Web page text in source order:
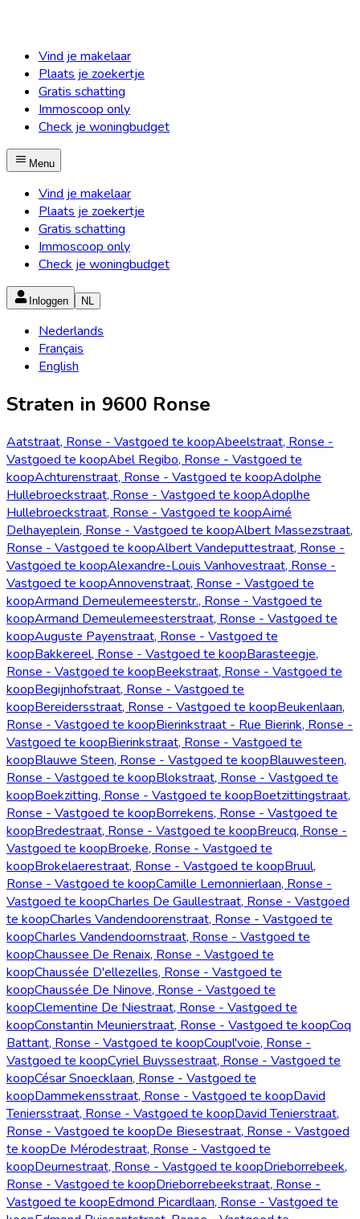
Vind je makelaar
Plaats je zoekertje
Gratis schatting
Immoscoop only
Check je woningbudget
Menu
Vind je makelaar
Plaats je zoekertje
Gratis schatting
Immoscoop only
Check je woningbudget
Inloggen NL
Nederlands
Français
English
Straten in 9600 Ronse
Aatstraat, Ronse - Vastgoed te koopAbeelstraat, Ronse -
Vastgoed te koopAbel Regibo, Ronse - Vastgoed te
koopAchturenstraat, Ronse - Vastgoed te koopAdolphe
Hullebroeckstraat, Ronse - Vastgoed te koopAdoplhe
Hullebroeckstraat, Ronse - Vastgoed te koopAimé
Delhayeplein, Ronse - Vastgoed te koopAlbert Massezstraat,
Ronse - Vastgoed te koopAlbert Vandeputtestraat, Ronse -
Vastgoed te koopAlexandre-Louis Vanhovestraat, Ronse -
Vastgoed te koopAnnovenstraat, Ronse - Vastgoed te
koopArmand Demeulemeesterstr., Ronse - Vastgoed te
koopArmand Demeulemeesterstraat, Ronse - Vastgoed te
koopAuguste Payenstraat, Ronse - Vastgoed te
koopBakkereel, Ronse - Vastgoed te koopBarasteegje,
Ronse - Vastgoed te koopBeekstraat, Ronse - Vastgoed te
koopBegijnhofstraat, Ronse - Vastgoed te
koopBereidersstraat, Ronse - Vastgoed te koopBeukenlaan,
Ronse - Vastgoed te koopBierinkstraat - Rue Bierink, Ronse -
Vastgoed te koopBierinkstraat, Ronse - Vastgoed te
koopBlauwe Steen, Ronse - Vastgoed te koopBlauwesteen,
Ronse - Vastgoed te koopBlokstraat, Ronse - Vastgoed te
koopBoekzitting, Ronse - Vastgoed te koopBoetzittingstraat,
Ronse - Vastgoed te koopBorrekens, Ronse - Vastgoed te
koopBredestraat, Ronse - Vastgoed te koopBreucq, Ronse -
Vastgoed te koopBroeke, Ronse - Vastgoed te
koopBrokelaerestraat, Ronse - Vastgoed te koopBruul,
Ronse - Vastgoed te koopCamille Lemonnierlaan, Ronse -
Vastgoed te koopCharles De Gaullestraat, Ronse - Vastgoed
te koopCharles Vandendoorenstraat, Ronse - Vastgoed te
koopCharles Vandendoornstraat, Ronse - Vastgoed te
koopChaussee De Renaix, Ronse - Vastgoed te
koopChaussée D'ellezelles, Ronse - Vastgoed te
koopChaussée De Ninove, Ronse - Vastgoed te
koopClementine De Niestraat, Ronse - Vastgoed te
koopConstantin Meunierstraat, Ronse - Vastgoed te koopCoq
Battant, Ronse - Vastgoed te koopCoupl'voie, Ronse -
Vastgoed te koopCyriel Buyssestraat, Ronse - Vastgoed te
koopCésar Snoecklaan, Ronse - Vastgoed te
koopDammekensstraat, Ronse - Vastgoed te koopDavid
Teniersstraat, Ronse - Vastgoed te koopDavid Tenierstraat,
Ronse - Vastgoed te koopDe Biesestraat, Ronse - Vastgoed
te koopDe Mérodestraat, Ronse - Vastgoed te
koopDeurnestraat, Ronse - Vastgoed te koopDrieborrebeek,
Ronse - Vastgoed te koopDrieborrebeekstraat, Ronse -
Vastgoed te koopEdmond Picardlaan, Ronse - Vastgoed te